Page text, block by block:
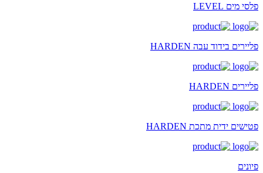
פלסי מים LEVEL
פליירים בידוד עבה HARDEN
פליירים HARDEN
פטישים ידית מתכת HARDEN
פיונים